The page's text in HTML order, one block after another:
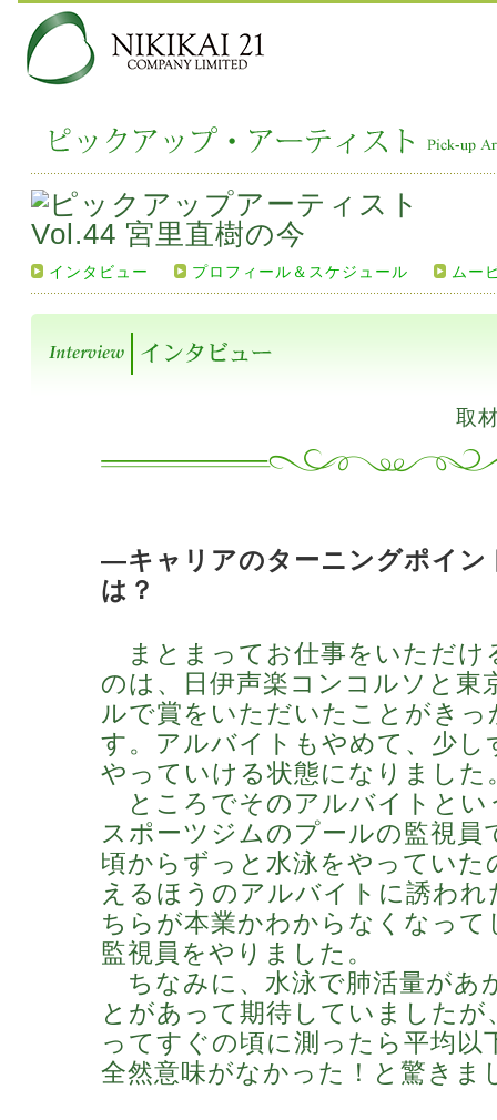
インタビュー プロフィール＆スケジュール ムー
取
―キャリアのターニングポイン
は？
まとまってお仕事をいただけ
のは、日伊声楽コンコルソと東
ルで賞をいただいたことがき
す。アルバイトもやめて、少し
やっていける状態になりました
ところでそのアルバイトとい
スポーツジムのプールの監視員
頃からずっと水泳をやっていた
えるほうのアルバイトに誘わ
ちらが本業かわからなくなっ
監視員をやりました。
ちなみに、水泳で肺活量があ
とがあって期待していましたが
ってすぐの頃に測ったら平均以
全然意味がなかった！と驚きま